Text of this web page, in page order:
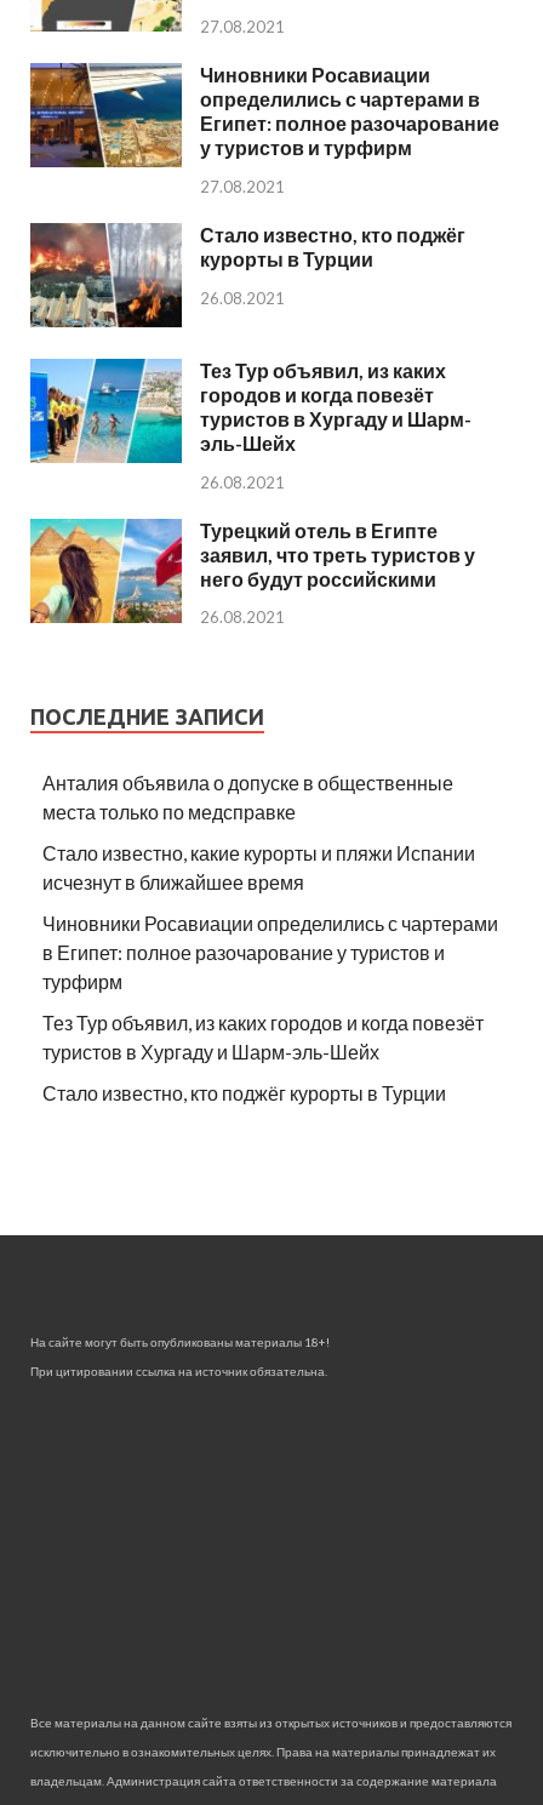
27.08.2021
Чиновники Росавиации
определились с чартерами в
Египет: полное разочарование
у туристов и турфирм
27.08.2021
Стало известно, кто поджёг
курорты в Турции
26.08.2021
Тез Тур объявил, из каких
городов и когда повезёт
туристов в Хургаду и Шарм-
эль-Шейх
26.08.2021
Турецкий отель в Египте
заявил, что треть туристов у
него будут российскими
26.08.2021
ПОСЛЕДНИЕ ЗАПИСИ
Анталия объявила о допуске в общественные
места только по медсправке
Стало известно, какие курорты и пляжи Испании
исчезнут в ближайшее время
Чиновники Росавиации определились с чартерами
в Египет: полное разочарование у туристов и
турфирм
Тез Тур объявил, из каких городов и когда повезёт
туристов в Хургаду и Шарм-эль-Шейх
Стало известно, кто поджёг курорты в Турции
На сайте могут быть опубликованы материалы 18+!
При цитировании ссылка на источник обязательна.
Все материалы на данном сайте взяты из открытых источников и предоставляются
исключительно в ознакомительных целях. Права на материалы принадлежат их
владельцам. Администрация сайта ответственности за содержание материала